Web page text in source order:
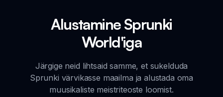
Alustamine Sprunki
World'iga
Järgige neid lihtsaid samme, et sukelduda
Sprunki värvikasse maailma ja alustada oma
muusikaliste meistriteoste loomist.